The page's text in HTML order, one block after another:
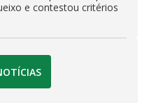
e contestou critérios